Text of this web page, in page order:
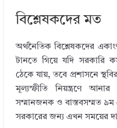
বিশ্লেষকদের মত
অর্থনৈতিক বিশ্লেষকদের
টানতে গিয়ে যদি সরকারি
ঠেকে যায়, তবে প্রশাসনে
মূল্যস্ফীতি নিয়ন্ত্রণে
সম্মানজনক ও বাস্তবসম্মত ৯ম
সরকারের জন্য এখন সময়ের